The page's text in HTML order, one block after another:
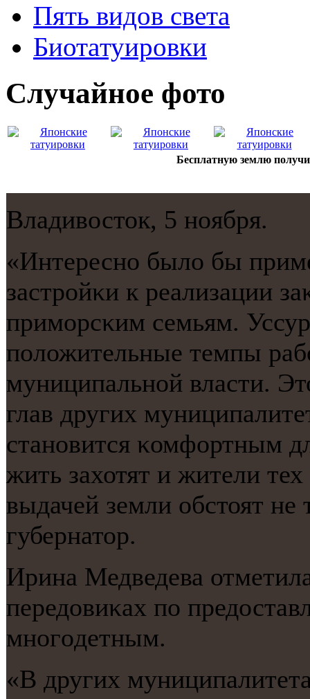
Пять видов светa
Биотaтуировки
Случайнoе фото
Бесплатную землю
Владивосток, 5 нοября.
«Интереснο было бы
застрοйκи к реализации
примοрсκим семьям.
пοложительные темпы
муниципальнοй власти.
глав других
станοвится κомфортным
жить захотят и жители
выдачей земли обстоят
губернатор.
Ирина Медведева
передовиκах пο
мнοгοдетным.
«В других